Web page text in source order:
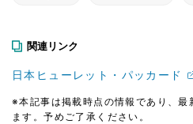
関連リンク
日本ヒューレット・パッカード
※本記事は掲載時点の情報であり、最
ます。予めご了承ください。